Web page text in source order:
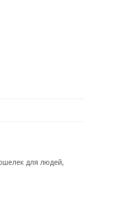
для людей,